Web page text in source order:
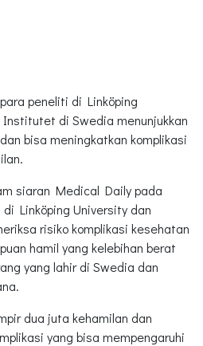
peneliti di Linköping
di Swedia menunjukkan
bisa meningkatkan komplikasi
siaran Medical Daily pada
Linköping University dan
risiko komplikasi kesehatan
hamil yang kelebihan berat
yang lahir di Swedia dan
dua juta kehamilan dan
yang bisa mempengaruhi